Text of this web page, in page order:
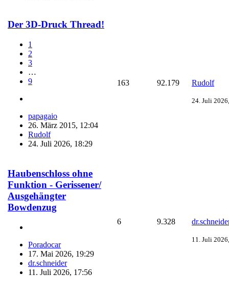
Der 3D-Druck Thread!
1
2
3
…
9
papagaio
26. März 2015, 12:04
Rudolf
24. Juli 2026, 18:29
163 92.179 Rudolf
24. Juli
Haubenschloss ohne
Funktion - Gerissener/
Ausgehängter
Bowdenzug
Poradocar
17. Mai 2026, 19:29
dr.schneider
11. Juli 2026, 17:56
6 9.328
11. Juli